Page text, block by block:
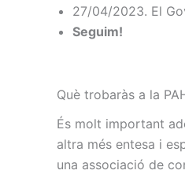
27/04/2023. El
Seguim!
Què trobaràs a la
És molt important
altra més entesa i
una associació de